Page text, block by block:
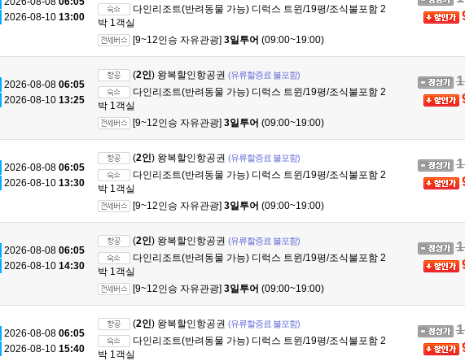
2026-08-10 13:00
다인리조트(반려동물 가능) 디럭스 트윈/19평/조식불포함 2
박 1객실
[9~12인승 자유관광] 3일투어 (09:00~19:00)
2026-08-08 06:05
2026-08-10 13:25
(2인) 왕복할인항공권 (유류할증료 불포함)
다인리조트(반려동물 가능) 디럭스 트윈/19평/조식불포함 2
박 1객실
[9~12인승 자유관광] 3일투어 (09:00~19:00)
2026-08-08 06:05
2026-08-10 13:30
(2인) 왕복할인항공권 (유류할증료 불포함)
다인리조트(반려동물 가능) 디럭스 트윈/19평/조식불포함 2
박 1객실
[9~12인승 자유관광] 3일투어 (09:00~19:00)
2026-08-08 06:05
2026-08-10 14:30
(2인) 왕복할인항공권 (유류할증료 불포함)
다인리조트(반려동물 가능) 디럭스 트윈/19평/조식불포함 2
박 1객실
[9~12인승 자유관광] 3일투어 (09:00~19:00)
2026-08-08 06:05
2026-08-10 15:40
(2인) 왕복할인항공권 (유류할증료 불포함)
다인리조트(반려동물 가능) 디럭스 트윈/19평/조식불포함 2
박 1객실